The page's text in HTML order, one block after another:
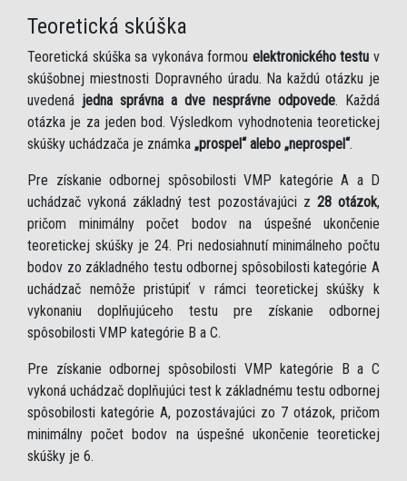
Teoretická skúška
Teoretická skúška sa vykonáva formou elektronického testu v
skúšobnej miestnosti Dopravného úradu. Na každú otázku je
uvedená jedna správna a dve nesprávne odpovede. Každá
otázka je za jeden bod. Výsledkom vyhodnotenia teoretickej
skúšky uchádzača je známka „prospel“ alebo „neprospel“.
Pre získanie odbornej spôsobilosti VMP kategórie A a D
uchádzač vykoná základný test pozostávajúci z 28 otázok,
pričom minimálny počet bodov na úspešné ukončenie
teoretickej skúšky je 24. Pri nedosiahnutí minimálneho počtu
bodov zo základného testu odbornej spôsobilosti kategórie A
uchádzač nemôže pristúpiť v rámci teoretickej skúšky k
vykonaniu doplňujúceho testu pre získanie odbornej
spôsobilosti VMP kategórie B a C.
Pre získanie odbornej spôsobilosti VMP kategórie B a C
vykoná uchádzač doplňujúci test k základnému testu odbornej
spôsobilosti kategórie A, pozostávajúci zo 7 otázok, pričom
minimálny počet bodov na úspešné ukončenie teoretickej
skúšky je 6.